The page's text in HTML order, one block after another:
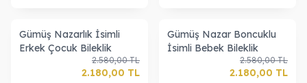
Gümüş Nazarlık İsimli
Erkek Çocuk Bileklik
2.580,00TL
2.180,00 TL
Gümüş Nazar Boncuklu
İsimli Bebek Bileklik
2.580,00TL
2.180,00 TL